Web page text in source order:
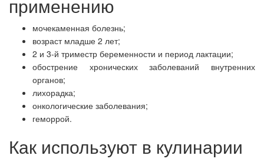
применению
мочекаменная болезнь;
возраст младше 2 лет;
2 и 3-й триместр беременности и период лактации;
обострение хронических заболеваний внутренних
органов;
лихорадка;
онкологические заболевания;
геморрой.
Как используют в кулинарии